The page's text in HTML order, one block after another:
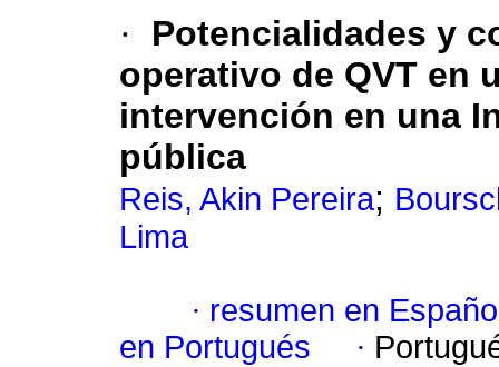
·
Potencialidades y
operativo de QVT en
intervención en una
pública
Reis, Akin Pereira;
Lima
· resumen en
en Portugués
·